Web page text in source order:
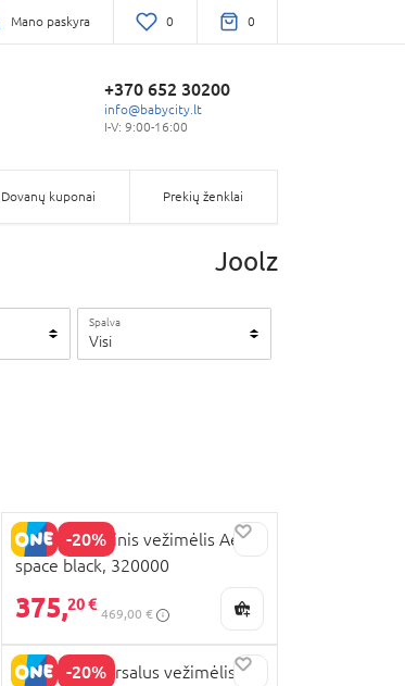
Mano paskyra 0 0
+370 652 30200
info@babycity.lt
I-V: 9:00-16:00
Dovanų kuponai Prekių ženklai
Joolz
Spalva
Visi
-20%
JOOLZ sportinis vežimėlis Aer2,
space black, 320000
375,20 €
469,00 €
-20%
JOOLZ universalus vežimėlis